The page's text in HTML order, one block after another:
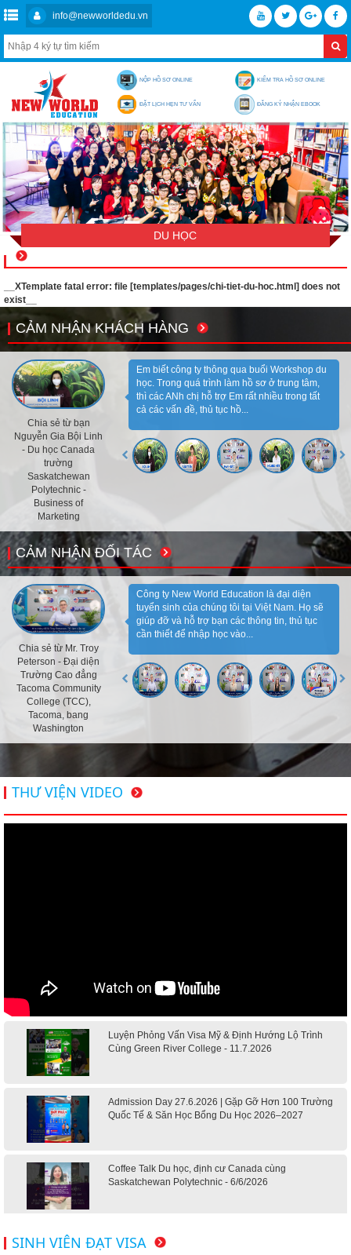
info@newworldedu.vn
NỘP HỒ SƠ ONLINE KIỂM TRA HỒ SƠ ONLINE
ĐẶT LỊCH HẸN TƯ VẤN ĐĂNG KÝ NHẬN EBOOK
DU HỌC
__XTemplate fatal error: file [templates/pages/chi-tiet-du-hoc.html] does not
exist__
CẢM NHẬN KHÁCH HÀNG
Chia sẻ từ bạn
Nguyễn Gia Bội Linh
- Du học Canada
trường
Saskatchewan
Polytechnic -
Business of
Marketing
Em biết công ty thông qua buổi Workshop du
học. Trong quá trình làm hồ sơ ở trung tâm,
thì các ANh chị hỗ trợ Em rất nhiều trong tất
cả các vấn đề, thủ tục hồ...
CẢM NHẬN ĐỐI TÁC
Chia sẻ từ Mr. Troy
Peterson - Đại diện
Trường Cao đẳng
Tacoma Community
College (TCC),
Tacoma, bang
Washington
Công ty New World Education là đại diện
tuyển sinh của chúng tôi tại Việt Nam. Họ sẽ
giúp đỡ và hỗ trợ bạn các thông tin, thủ tục
cần thiết để nhập học vào...
THƯ VIỆN VIDEO
Luyện Phỏng Vấn Visa Mỹ & Định Hướng Lộ Trình
Cùng Green River College - 11.7.2026
Admission Day 27.6.2026 | Gặp Gỡ Hơn 100 Trường
Quốc Tế & Săn Học Bổng Du Học 2026–2027
Coffee Talk Du học, định cư Canada cùng
Saskatchewan Polytechnic - 6/6/2026
Hội thảo du học Mỹ 18.4.2026 - Đại học Mỹ học phí
dưới 20k/ năm
SINH VIÊN ĐẠT VISA